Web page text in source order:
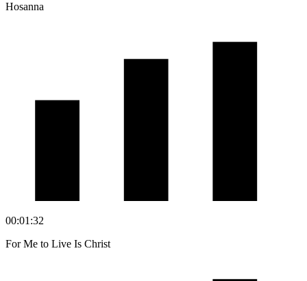
Hosanna
00:01:32
For Me to Live Is Christ